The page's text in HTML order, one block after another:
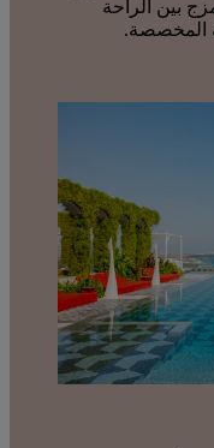
بين الراحة
المخصصة.